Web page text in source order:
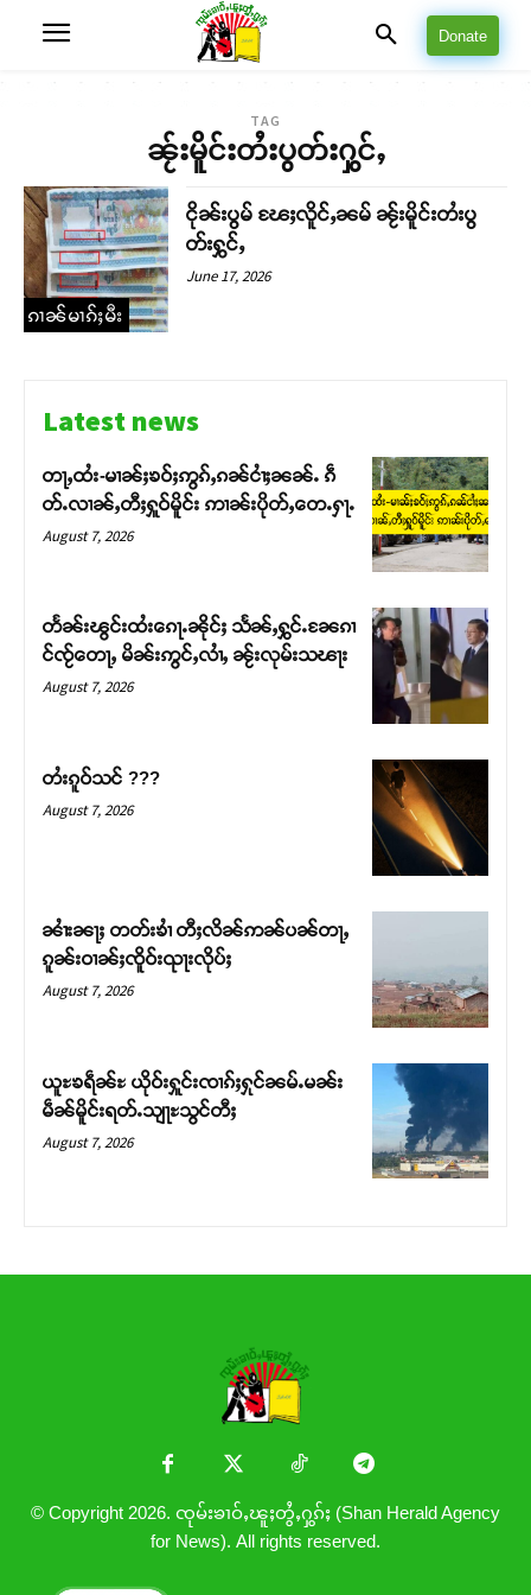
တႃႇႁႂ်ႈသဵင်ၵၢင်ၸႂ်ၵူၼ်းမိူင်း ၵူႈတီႈၵူႈလႅၼ်ပေႃးတေၸွ
တ်ႇ တူဝ်ႈလုမ်ႈၾႃႉၼၼ်ႉ ၶဝ်ႈႁူမ်ႈၵမ်ႉထႅမ် ၸုမ်းၶၢ
ဝ်ႇၽူႈတွႆႇႁွၵ်ႈ လႆႈယူႇၶႃႈဢေႃႈ။
Donate
TAG
ၼႂ်းမိူင်းတႆးပွတ်းႁွင်ႇ
ၵၢၼ်မၢၵ်ႈမီး
ငိုၼ်းပွမ် ၽႄႈလိူင်ႇၼမ် ၼႂ်းမိူင်းတႆးပွ
တ်းႁွင်ႇ
June 17, 2026
Latest news
တႃႇထႆး-မၢၼ်ႈၶဝ်ႈဢွၵ်ႇၵၼ်ငၢႆႈၼၼ်ႉ ၵဵ
တ်ႉလၢၼ်ႇတီႈႁူဝ်မိူင်း ဢၢၼ်းပိုတ်ႇတေႉႁႃႉ
August 7, 2026
တႅၼ်းၽွင်းထႆးၵေႃႉၼိုင်ႈ သႅၼ်ႇႁွင်ႉၼႄၵၢ
င်ၸႂ်တေႃႇ မိၼ်းဢွင်ႇလၢႆႇ ၼႂ်းလုမ်းသၽႃး
August 7, 2026
တႆးၵူဝ်သင် ???
August 7, 2026
ၼၢႆးၼႃႈ တတ်းၶၢႆ တီႈလိၼ်ဢၼ်ပၼ်တႃႇ
ၵူၼ်းဝၢၼ်ႈၸိူဝ်းၺႃးလိုပ်ႈ
August 7, 2026
ယူႊၶရဵၼ်ႊ ယိုဝ်းႁူင်းၸၢၵ်ႈႁုင်ၼမ်ႉမၼ်း
မဵၼ်မိူင်းရတ်ႉသျႃႊသွင်တီႈ
August 7, 2026
© Copyright 2026. ၸုမ်းၶၢဝ်ႇၽူႈတွႆႇႁွၵ်ႈ (Shan Herald Agency
for News). All rights reserved.